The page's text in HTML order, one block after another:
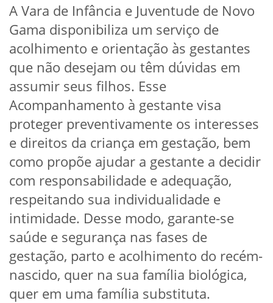
A Vara de Infância e Juventude de Novo
Gama disponibiliza um serviço de
acolhimento e orientação às gestantes
que não desejam ou têm dúvidas em
assumir seus filhos. Esse
Acompanhamento à gestante visa
proteger preventivamente os interesses
e direitos da criança em gestação, bem
como propõe ajudar a gestante a decidir
com responsabilidade e adequação,
respeitando sua individualidade e
intimidade. Desse modo, garante-se
saúde e segurança nas fases de
gestação, parto e acolhimento do recém-
nascido, quer na sua família biológica,
quer em uma família substituta.